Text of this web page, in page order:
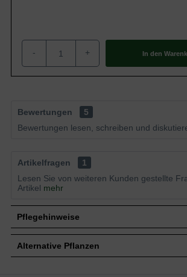
- + In den
Bewertungen
5
Bewertungen lesen, schreiben und
Artikelfragen
1
Lesen Sie von weiteren Kunden gestellte
Artikel mehr
Pflegehinweise
Pflanz- und Pflegetipps Euonymus
Alternative Pflanzen